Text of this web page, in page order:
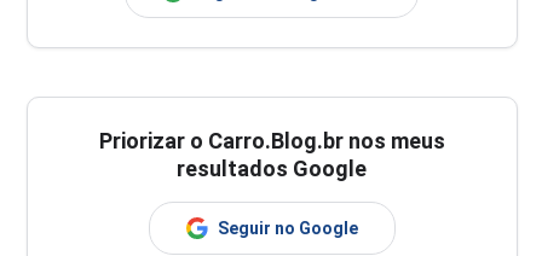
Priorizar o Carro.Blog.br nos meus
resultados Google
Seguir no Google